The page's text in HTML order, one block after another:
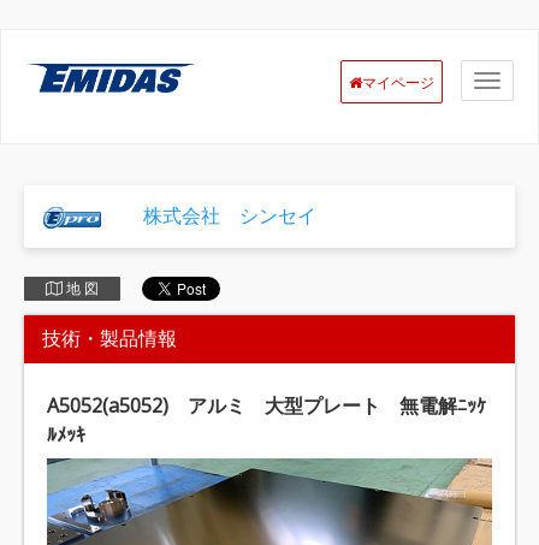
マイページ
株式会社 シンセイ
地 図
技術・製品情報
A5052(a5052) アルミ 大型プレート 無電解ﾆｯｹ
ﾙﾒｯｷ